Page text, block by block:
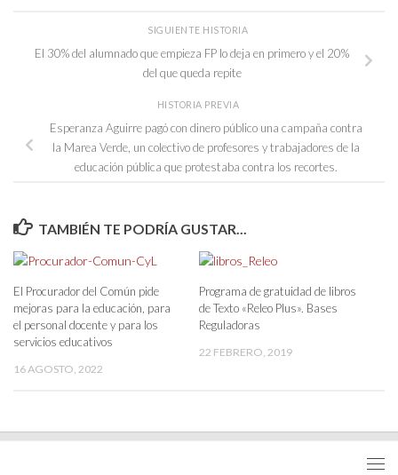
SIGUIENTE HISTORIA
El 30% del alumnado que empieza FP lo deja en primero y el 20%
del que queda repite
HISTORIA PREVIA
Esperanza Aguirre pagó con dinero público una campaña contra
la Marea Verde, un colectivo de profesores y trabajadores de la
educación pública que protestaba contra los recortes.
TAMBIÉN TE PODRÍA GUSTAR...
El Procurador del Común pide
mejoras para la educación, para
el personal docente y para los
servicios educativos
16 AGOSTO, 2022
Programa de gratuidad de libros
de Texto «Releo Plus». Bases
Reguladoras
22 FEBRERO, 2019